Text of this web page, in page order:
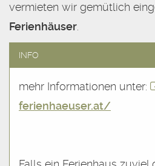
vermieten wir gemütlich
Ferienhäuser
INFO
mehr Informationen unter:
ferienhaeuser.at/